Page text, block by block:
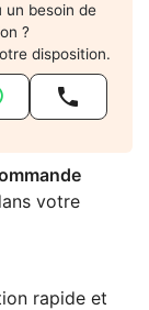
un besoin de
?
disposition.

votre
rapide et